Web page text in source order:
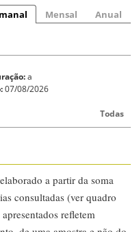
Mensal Anual
a
07/08/2026
Todas
a partir da soma
consultadas (ver quadro
refletem